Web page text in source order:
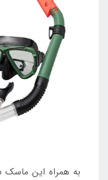
به همراه این ماسک